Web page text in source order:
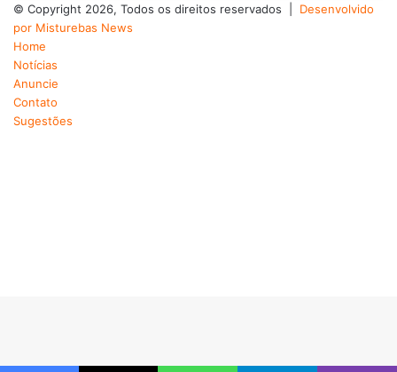
© Copyright 2026, Todos os direitos reservados | Desenvolvido
por Misturebas News
Home
Notícias
Anuncie
Contato
Sugestões